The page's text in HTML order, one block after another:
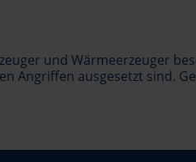
und Wärmeerzeuger
Angriffen ausgesetzt sind.